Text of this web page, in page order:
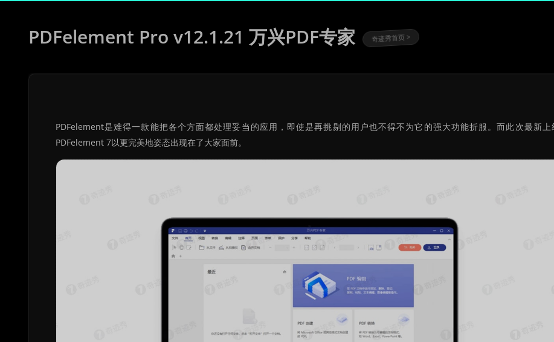
PDFelement Pro v12.1.21 万兴PDF专家 奇迹秀首页 >
PDFelement是难得一款能把各个方面都处理妥当的应用，即使是再挑剔的用户也不得不为它的强大功能折服。而此次最新上
PDFelement 7以更完美地姿态出现在了大家面前。